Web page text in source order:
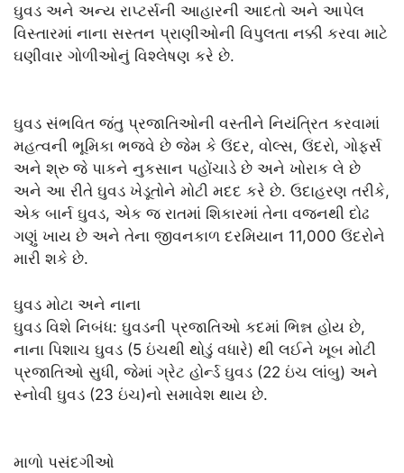
ઘુવડ અને અન્ય રાપ્ટર્સની આહારની આદતો અને આપેલ
વિસ્તારમાં નાના સસ્તન પ્રાણીઓની વિપુલતા નક્કી કરવા માટે
ઘણીવાર ગોળીઓનું વિશ્લેષણ કરે છે.
ઘુવડ સંભવિત જંતુ પ્રજાતિઓની વસ્તીને નિયંત્રિત કરવામાં
મહત્વની ભૂમિકા ભજવે છે જેમ કે ઉંદર, વોલ્સ, ઉંદરો, ગોફર્સ
અને શ્રુ જે પાકને નુકસાન પહોંચાડે છે અને ખોરાક લે છે
અને આ રીતે ઘુવડ ખેડૂતોને મોટી મદદ કરે છે. ઉદાહરણ તરીકે,
એક બાર્ન ઘુવડ, એક જ રાતમાં શિકારમાં તેના વજનથી દોઢ
ગણું ખાય છે અને તેના જીવનકાળ દરમિયાન 11,000 ઉંદરોને
મારી શકે છે.
ઘુવડ મોટા અને નાના
ઘુવડ વિશે નિબંધ: ઘુવડની પ્રજાતિઓ કદમાં ભિન્ન હોય છે,
નાના પિશાચ ઘુવડ (5 ઇંચથી થોડું વધારે) થી લઈને ખૂબ મોટી
પ્રજાતિઓ સુધી, જેમાં ગ્રેટ હોર્ન્ડ ઘુવડ (22 ઇંચ લાંબુ) અને
સ્નોવી ઘુવડ (23 ઇંચ)નો સમાવેશ થાય છે.
માળો પસંદગીઓ